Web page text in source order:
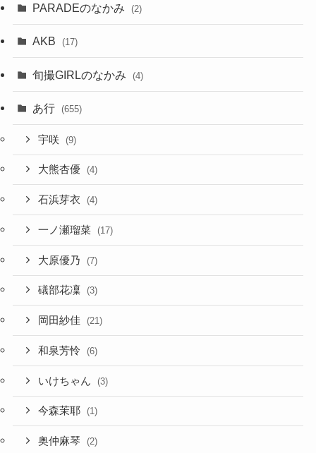
PARADEのなかみ (2)
AKB (17)
旬撮GIRLのなかみ (4)
あ行 (655)
宇咲 (9)
大熊杏優 (4)
石浜芽衣 (4)
一ノ瀬瑠菜 (17)
大原優乃 (7)
礒部花凜 (3)
岡田紗佳 (21)
和泉芳怜 (6)
いけちゃん (3)
今森茉耶 (1)
奥仲麻琴 (2)